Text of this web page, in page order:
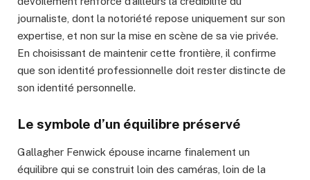
journaliste, dont la notoriété repose uniquement sur son
expertise, et non sur la mise en scène de sa vie privée.
En choisissant de maintenir cette frontière, il confirme
que son identité professionnelle doit rester distincte de
son identité personnelle.
Le symbole d’un équilibre préservé
Gallagher Fenwick épouse incarne finalement un
équilibre qui se construit loin des caméras, loin de la